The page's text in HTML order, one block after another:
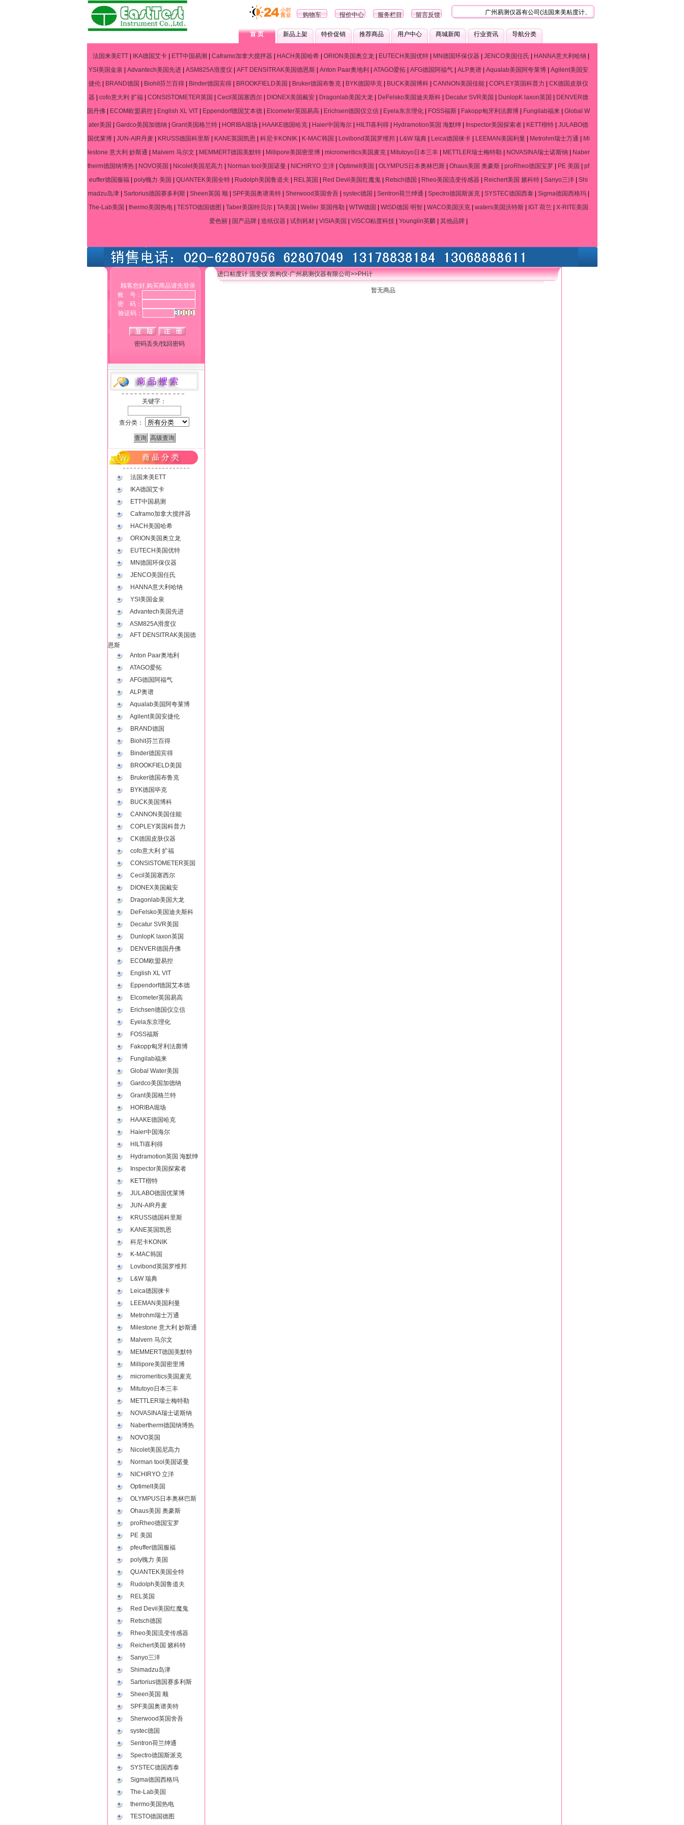
广州易测仪器有公司(法国来美粘度计、流变仪、质构仪技术服务中心)，是
购物车 报价中心 服务栏目 留言反馈
首 页 新品上架 特价促销 推荐商品 用户中心 商城新闻 行业资讯 导航分类
法国来美ETT| IKA德国艾卡| ETT中国易测 Caframo加拿大搅拌器| HACH美国哈希| ORION美国奥立龙| EUTECH美国优特| MN德国环保仪器| JENCO美国任氏 HANNA意大利哈纳
YSI美国金泉
Advantech美国先进 ASM825A滑度仪 AFT DENSITRAK美国德恩斯 Anton Paar奥地利 ATAGO爱拓 AFG德国阿福气 ALP奥谱 Aqualab美国阿夸莱博
Agilent美国安
捷伦
BRAND德国 Biohit芬兰百得 Binder德国宾得 BROOKFIELD美国 Bruker德国布鲁克 BYK德国毕克 BUCK美国博科 CANNON美国佳能 COPLEY英国科普力
CK德国皮肤仪
器
cofo意大利 扩福 CONSISTOMETER英国 Cecil英国塞西尔 DIONEX美国戴安 Dragonlab美国大龙 DeFelsko美国迪夫斯科 Decatur SVR美国 DunlopK laxon英国
DENVER德
国丹佛
ECOM欧盟易控 English XL VIT Eppendorf德国艾本德 Elcometer英国易高 Erichsen德国仪立信 Eyela东京理化 FOSS福斯 Fakopp匈牙利法廓博 Fungilab福来
Global W
ater美国
Gardco美国加德纳 Grant美国格兰特 HORIBA堀场 HAAKE德国哈克 Haier中国海尔 HILTI喜利得 Hydramotion英国 海默绅 Inspector美国探索者 KETT楷特
JULABO德
国优莱博| JUN-AIR丹麦| KRUSS德国科里斯| KANE英国凯恩 科尼卡KONIK| K-MAC韩国 Lovibond英国罗维邦| L&W 瑞典| Leica德国徕卡| LEEMAN美国利曼 Metrohm瑞士万通
Mi
lestone 意大利 妙斯通
Malvern 马尔文 MEMMERT德国美默特| Millipore美国密里博| micromeritics美国麦克| Mitutoyo日本三丰| METTLER瑞士梅特勒 NOVASINA瑞士诺斯纳
Naber
therm德国纳博热
NOVO英国 Nicolet美国尼高力 Norman tool美国诺曼 NICHIRYO 立洋 Optimelt美国 OLYMPUS日本奥林巴斯 Ohaus美国 奥豪斯 proRheo德国宝罗 PE 美国
pf
euffer德国服福
poly魄力 美国 QUANTEK美国全特 Rudolph美国鲁道夫 REL英国 Red Devil美国红魔鬼 Retsch德国 Rheo美国流变传感器 Reichert美国 籁科特 Sanyo三洋
Shi
madzu岛津| Sartorius德国赛多利斯| Sheen英国 顺| SPF美国奥谱美特| Sherwood英国舍吾| systec德国 Sentron荷兰绅通 Spectro德国斯派克| SYSTEC德国西泰| Sigma德国西格玛|
The-Lab美国
thermo美国热电 TESTO德国德图 Taber美国特贝尔 TA美国 Weller 英国伟勒 WTW德国 WISD德国 明智 WACO美国沃克 waters美国沃特斯 IGT 荷兰
X-RITE美国
爱色丽
国产品牌 造纸仪器 试剂耗材 VISIA美国 VISCO粘度科技 Younglin英麟 其他品牌
顾客您好,购买商品请先登录
账 号：
密 码：
验证码：
密码丢失/找回密码
关键字：
查分类：
法国来美ETT
IKA德国艾卡
ETT中国易测
Caframo加拿大搅拌器
HACH美国哈希
ORION美国奥立龙
EUTECH美国优特
MN德国环保仪器
JENCO美国任氏
HANNA意大利哈纳
YSI美国金泉
Advantech美国先进
ASM825A滑度仪
AFT DENSITRAK美国德
恩斯
Anton Paar奥地利
ATAGO爱拓
AFG德国阿福气
ALP奥谱
Aqualab美国阿夸莱博
Agilent美国安捷伦
BRAND德国
Biohit芬兰百得
Binder德国宾得
BROOKFIELD美国
Bruker德国布鲁克
BYK德国毕克
BUCK美国博科
CANNON美国佳能
COPLEY英国科普力
CK德国皮肤仪器
cofo意大利 扩福
CONSISTOMETER英国
Cecil英国塞西尔
DIONEX美国戴安
Dragonlab美国大龙
DeFelsko美国迪夫斯科
Decatur SVR美国
DunlopK laxon英国
DENVER德国丹佛
ECOM欧盟易控
English XL VIT
Eppendorf德国艾本德
Elcometer英国易高
Erichsen德国仪立信
Eyela东京理化
FOSS福斯
Fakopp匈牙利法廓博
Fungilab福来
Global Water美国
Gardco美国加德纳
Grant美国格兰特
HORIBA堀场
HAAKE德国哈克
Haier中国海尔
HILTI喜利得
Hydramotion英国 海默绅
Inspector美国探索者
KETT楷特
JULABO德国优莱博
JUN-AIR丹麦
KRUSS德国科里斯
KANE英国凯恩
科尼卡KONIK
K-MAC韩国
Lovibond英国罗维邦
L&W 瑞典
Leica德国徕卡
LEEMAN美国利曼
Metrohm瑞士万通
Milestone 意大利 妙斯通
Malvern 马尔文
MEMMERT德国美默特
Millipore美国密里博
micromeritics美国麦克
Mitutoyo日本三丰
METTLER瑞士梅特勒
NOVASINA瑞士诺斯纳
Nabertherm德国纳博热
NOVO英国
Nicolet美国尼高力
Norman tool美国诺曼
NICHIRYO 立洋
Optimelt美国
OLYMPUS日本奥林巴斯
Ohaus美国 奥豪斯
proRheo德国宝罗
PE 美国
pfeuffer德国服福
poly魄力 美国
QUANTEK美国全特
Rudolph美国鲁道夫
REL英国
Red Devil美国红魔鬼
Retsch德国
Rheo美国流变传感器
Reichert美国 籁科特
Sanyo三洋
Shimadzu岛津
Sartorius德国赛多利斯
Sheen英国 顺
SPF美国奥谱美特
Sherwood英国舍吾
systec德国
Sentron荷兰绅通
Spectro德国斯派克
SYSTEC德国西泰
Sigma德国西格玛
The-Lab美国
thermo美国热电
TESTO德国德图
进口粘度计 流变仪 质构仪-广州易测仪器有限公司>>PH计
暂无商品